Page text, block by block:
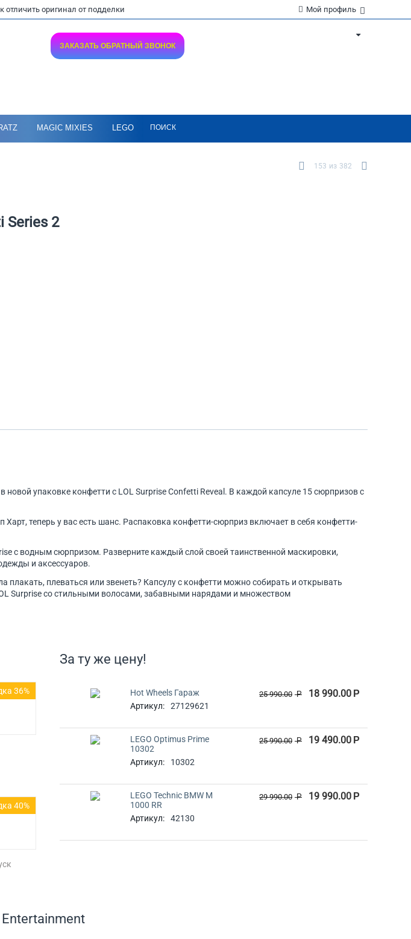
отличить оригинал от подделки Мой профиль
ЗАКАЗАТЬ ОБРАТНЫЙ ЗВОНОК
MAGIC MIXIES LEGO ПОИСК
153 из 382
Series 2
новой упаковке конфетти с LOL Surprise Confetti Reveal. В каждой капсуле 15 сюрпризов с
теперь у вас есть шанс. Распаковка конфетти-сюрприз включает в себя конфетти-
с водным сюрпризом. Разверните каждый слой своей таинственной маскировки,
и аксессуаров.
плеваться или звенеть? Капсулу с конфетти можно собирать и открывать
Surprise со стильными волосами, забавными нарядами и множеством
36%
40%
За ту же цену!
Hot Wheels Гараж
Артикул:
27129621
25 990.00 Р 18 990.00 Р
LEGO Optimus Prime
10302
Артикул:
10302
25 990.00 Р 19 490.00 Р
LEGO Technic BMW M
1000 RR
Артикул:
42130
29 990.00 Р 19 990.00 Р